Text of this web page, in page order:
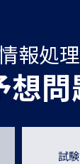
報処
想問
試